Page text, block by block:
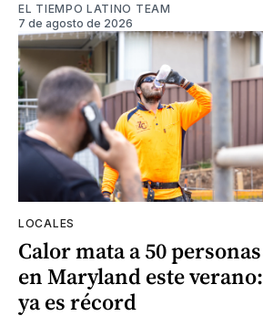
EL TIEMPO LATINO TEAM
7 de agosto de 2026
LOCALES
Calor mata a 50 personas
en Maryland este verano:
ya es récord